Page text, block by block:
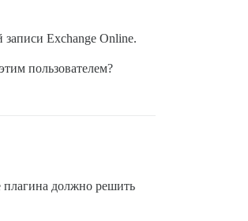
записи Exchange Online.
пользователем?
плагина должно решить